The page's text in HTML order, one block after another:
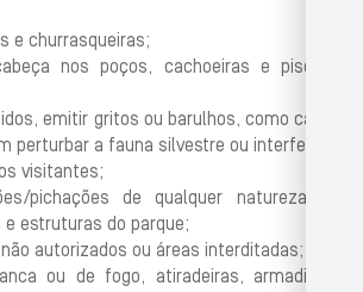
e churrasqueiras;
nos poços, cachoeiras e piscinas
emitir gritos ou barulhos, como caixas
perturbar a fauna silvestre ou interferir na
visitantes;
pichações de qualquer natureza em
estruturas do parque;
autorizados ou áreas interditadas;
ou de fogo, atiradeiras, armadilhas,